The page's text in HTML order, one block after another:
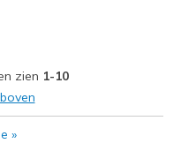
size
Shoes
zien 1-10
»